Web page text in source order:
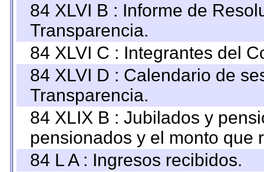
84 XLVI B : Informe de
Transparencia.
84 XLVI C : Integrantes del
84 XLVI D : Calendario de
Transparencia.
84 XLIX B : Jubilados y
pensionados y el monto que
84 L A : Ingresos recibidos.